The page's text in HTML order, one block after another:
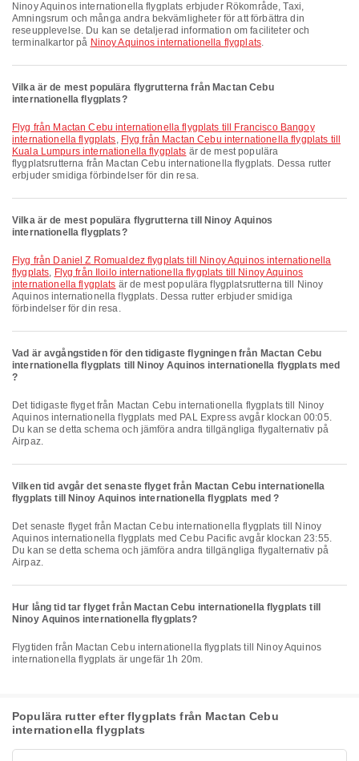
Ninoy Aquinos internationella flygplats erbjuder Rökområde, Taxi,
Amningsrum och många andra bekvämligheter för att förbättra din
reseupplevelse. Du kan se detaljerad information om faciliteter och
terminalkartor på Ninoy Aquinos internationella flygplats.
Vilka är de mest populära flygrutterna från Mactan Cebu
internationella flygplats?
Flyg från Mactan Cebu internationella flygplats till Francisco Bangoy
internationella flygplats, Flyg från Mactan Cebu internationella flygplats till
Kuala Lumpurs internationella flygplats är de mest populära
flygplatsrutterna från Mactan Cebu internationella flygplats. Dessa rutter
erbjuder smidiga förbindelser för din resa.
Vilka är de mest populära flygrutterna till Ninoy Aquinos
internationella flygplats?
Flyg från Daniel Z Romualdez flygplats till Ninoy Aquinos internationella
flygplats, Flyg från Iloilo internationella flygplats till Ninoy Aquinos
internationella flygplats är de mest populära flygplatsrutterna till Ninoy
Aquinos internationella flygplats. Dessa rutter erbjuder smidiga
förbindelser för din resa.
Vad är avgångstiden för den tidigaste flygningen från Mactan Cebu
internationella flygplats till Ninoy Aquinos internationella flygplats med
?
Det tidigaste flyget från Mactan Cebu internationella flygplats till Ninoy
Aquinos internationella flygplats med PAL Express avgår klockan 00:05.
Du kan se detta schema och jämföra andra tillgängliga flygalternativ på
Airpaz.
Vilken tid avgår det senaste flyget från Mactan Cebu internationella
flygplats till Ninoy Aquinos internationella flygplats med ?
Det senaste flyget från Mactan Cebu internationella flygplats till Ninoy
Aquinos internationella flygplats med Cebu Pacific avgår klockan 23:55.
Du kan se detta schema och jämföra andra tillgängliga flygalternativ på
Airpaz.
Hur lång tid tar flyget från Mactan Cebu internationella flygplats till
Ninoy Aquinos internationella flygplats?
Flygtiden från Mactan Cebu internationella flygplats till Ninoy Aquinos
internationella flygplats är ungefär 1h 20m.
Populära rutter efter flygplats från Mactan Cebu
internationella flygplats